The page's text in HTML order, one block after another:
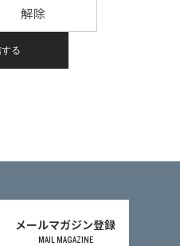
解除
メールマガジン登録
MAIL MAGAZINE